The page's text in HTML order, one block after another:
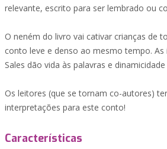
relevante, escrito para ser lembrado ou
O neném do livro vai cativar crianças de
conto leve e denso ao mesmo tempo. As
Sales dão vida às palavras e
Os leitores (que se tornam co-autores)
interpretações para este conto!
Características